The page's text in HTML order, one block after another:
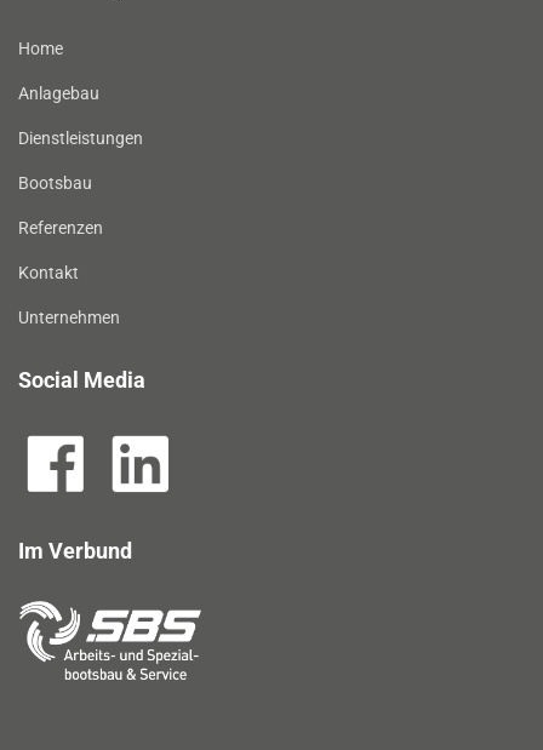
Home
Anlagebau
Dienstleistungen
Bootsbau
Referenzen
Kontakt
Unternehmen
Social Media
Im Verbund